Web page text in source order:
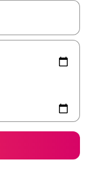
les en utilisant